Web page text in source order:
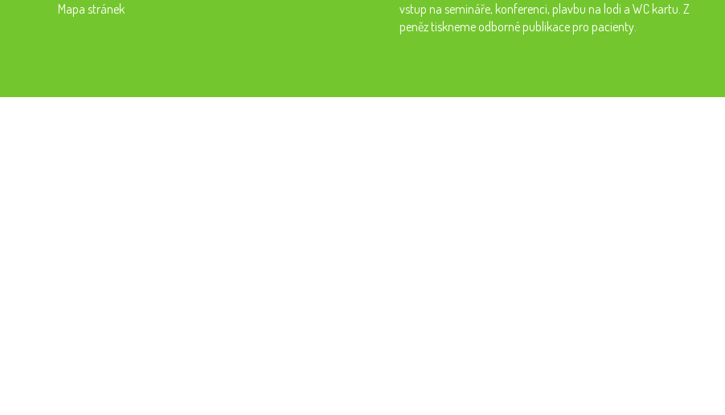
Mapa stránek
vstup na semináře, konferenci, plavbu na lodi a WC kartu. Z
peněz tiskneme odborné publikace pro pacienty.